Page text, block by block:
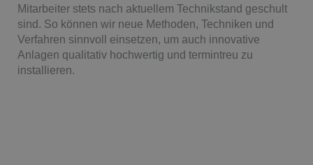
Mitarbeiter stets nach aktuellem Technikstand geschult
sind. So können wir neue Methoden, Techniken und
Verfahren sinnvoll einsetzen, um auch innovative
Anlagen qualitativ hochwertig und termintreu zu
installieren.